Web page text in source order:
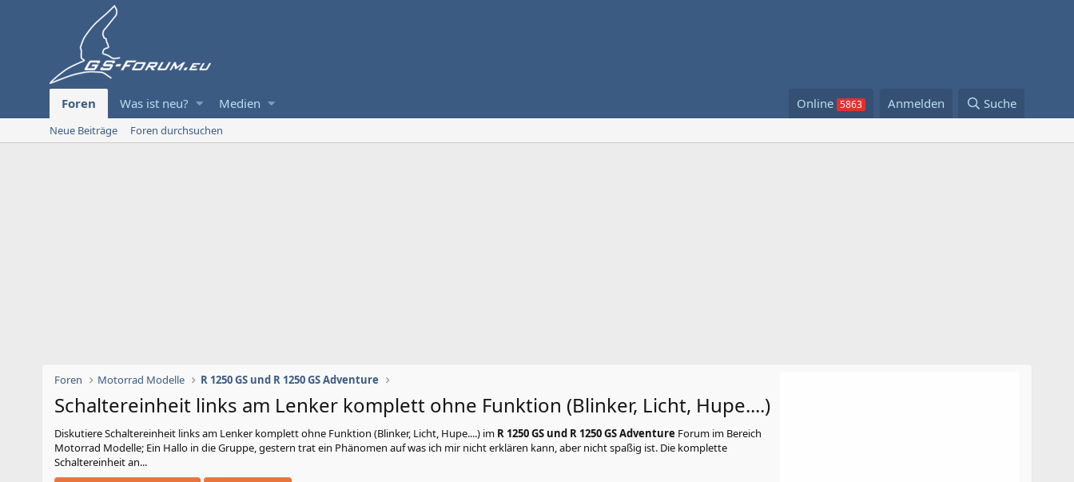
Foren Was ist neu? Medien Online Anmelden Suche
Neue Beiträge Foren durchsuchen
Foren Motorrad Modelle R 1250 GS und R 1250 GS Adventure
Schaltereinheit links am Lenker komplett ohne Funktion (Blinker, Licht, Hupe....)
DiskutiereSchaltereinheit links am Lenker komplett ohne Funktion (Blinker, Licht, Hupe....) im R 1250 GS und R 1250 GS Adventure Forum im Bereich
Motorrad Modelle; Ein Hallo in die Gruppe, gestern trat ein Phänomen auf was ich mir nicht erklären kann, aber nicht spaßig ist. Die komplette
Schaltereinheit an...